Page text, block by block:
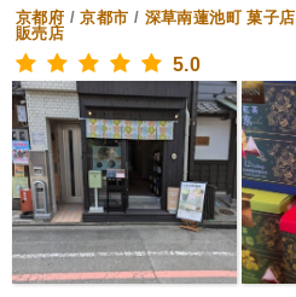
京都府 /京都市 / 深草南蓮池町 菓子店
販売店
5.0